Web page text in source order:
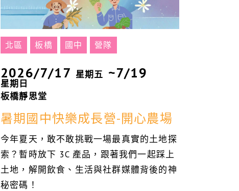
北區 板橋 國中 營隊
2026/7/17 星期五 ~7/19
星期日
板橋靜思堂
暑期國中快樂成長營-開心農場
今年夏天，敢不敢挑戰一場最真實的土地探
索？暫時放下 3C 產品，跟著我們一起踩上
土地，解開飲食、生活與社群媒體背後的神
秘密碼！